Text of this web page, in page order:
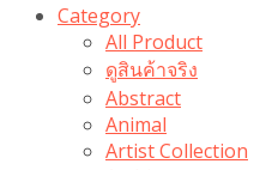
Category
All Product
ดูสินค้าจริง
Abstract
Animal
Artist Collection